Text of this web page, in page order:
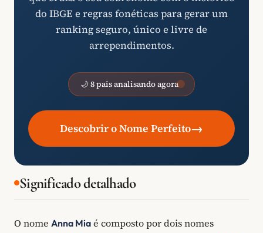
do IBGE e regras fonéticas para gerar um
ranking seguro, único e livre de
arrependimentos.
🌙 8 pais analisando agora
Descobrir o Nome Perfeito→
Significado detalhado
O nome Anna Mia é composto por dois nomes